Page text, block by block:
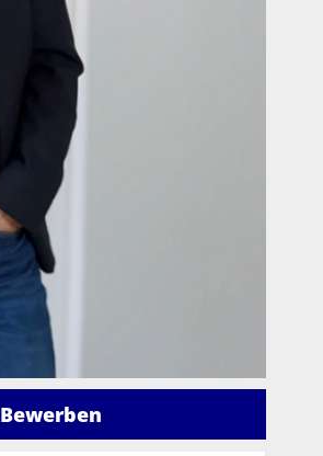
Bewerben